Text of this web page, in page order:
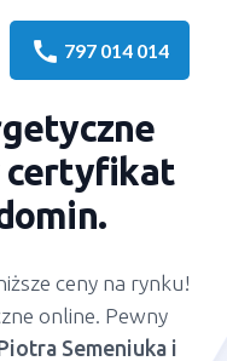
call 797 014 014
certyfikat
.
ceny na rynku!
online. Pewny
Semeniuka i